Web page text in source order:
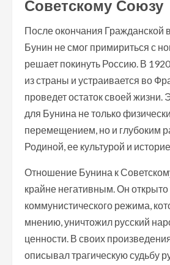
Советскому Союзу
После окончания Гражданской
Бунин не смог примириться с
решает покинуть Россию. В
из страны и устраивается во
проведет остаток своей жизни.
для Бунина не только
перемещением, но и глубоким
Родиной, ее культурой и
Отношение Бунина к
крайне негативным. Он
коммунистического режима,
мнению, уничтожил русский
ценности. В своих
описывал трагическую судьбу